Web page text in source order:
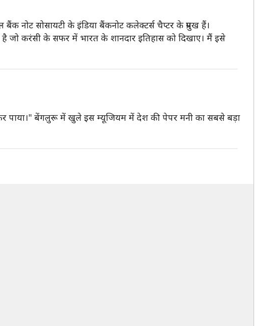
नोट सोसायटी के इंडिया बैंकनोट कलेक्टर्स चैप्टर के प्रमुख हैं।
जो करंसी के सफर में भारत के शानदार इतिहास को दिखाए। मैं इसे
पाया।" बेंगलुरू में खुले इस म्यूजियम में देश की पेपर मनी का सबसे बड़ा